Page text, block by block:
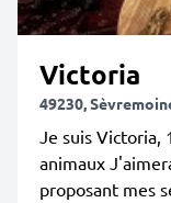
Victoria
49230,
Je suis Victoria,
animaux
proposant mes